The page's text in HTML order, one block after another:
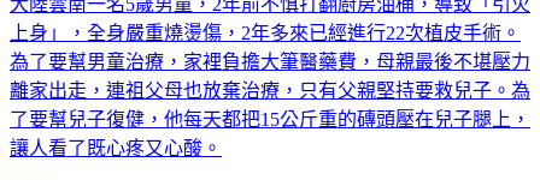
上身」，全身嚴重燒燙傷，2年多來已經進行22次植皮手術。
為了要幫男童治療，家裡負擔大筆醫藥費，母親最後不堪壓力
離家出走，連祖父母也放棄治療，只有父親堅持要救兒子。為
了要幫兒子復健，他每天都把15公斤重的磚頭壓在兒子腿上，
讓人看了既心疼又心酸。